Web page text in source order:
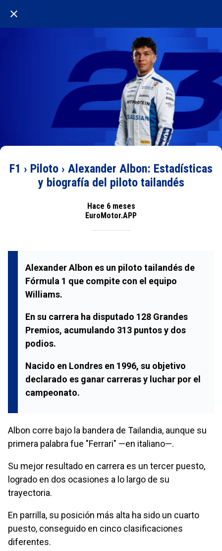
F1 › Piloto › Alexander Albon: Estadísticas
y biografía del piloto tailandés
Hace 6 meses
EuroMotor.APP
Alexander Albon es un piloto tailandés de
Fórmula 1 que compite con el equipo
Williams.
En su carrera ha disputado 128 Grandes
Premios, acumulando 313 puntos y dos
podios.
Nacido en Londres en 1996, su objetivo
declarado es ganar carreras y luchar por el
campeonato.
Albon corre bajo la bandera de Tailandia, aunque su
primera palabra fue "Ferrari" —en italiano—.
Su mejor resultado en carrera es un tercer puesto,
logrado en dos ocasiones a lo largo de su
trayectoria.
En parrilla, su posición más alta ha sido un cuarto
puesto, conseguido en cinco clasificaciones
diferentes.